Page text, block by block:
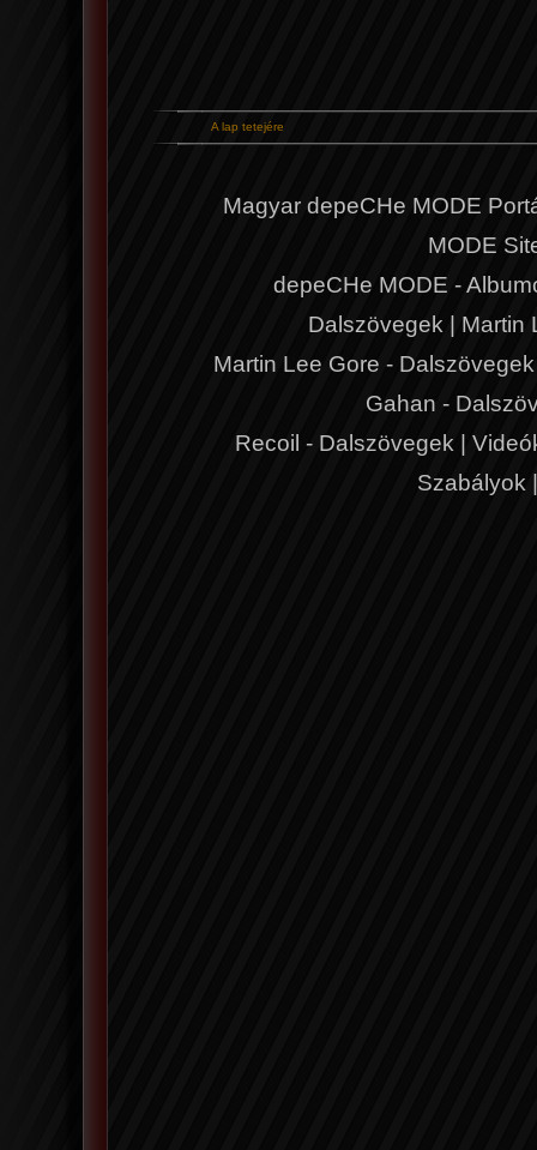
A lap tetejére
Magyar depeCHe MODE
MODE
depeCHe MODE -
Dalszövegek
Martin
Martin Lee Gore - Dalszövegek
Gahan -
Recoil - Dalszövegek
Szabályok